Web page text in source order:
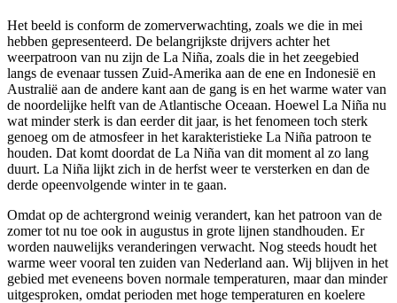
Het beeld is conform de zomerverwachting, zoals we die in mei
hebben gepresenteerd. De belangrijkste drijvers achter het
weerpatroon van nu zijn de La Niña, zoals die in het zeegebied
langs de evenaar tussen Zuid-Amerika aan de ene en Indonesië en
Australië aan de andere kant aan de gang is en het warme water van
de noordelijke helft van de Atlantische Oceaan. Hoewel La Niña nu
wat minder sterk is dan eerder dit jaar, is het fenomeen toch sterk
genoeg om de atmosfeer in het karakteristieke La Niña patroon te
houden. Dat komt doordat de La Niña van dit moment al zo lang
duurt. La Niña lijkt zich in de herfst weer te versterken en dan de
derde opeenvolgende winter in te gaan.
Omdat op de achtergrond weinig verandert, kan het patroon van de
zomer tot nu toe ook in augustus in grote lijnen standhouden. Er
worden nauwelijks veranderingen verwacht. Nog steeds houdt het
warme weer vooral ten zuiden van Nederland aan. Wij blijven in het
gebied met eveneens boven normale temperaturen, maar dan minder
uitgesproken, omdat perioden met hoge temperaturen en koelere